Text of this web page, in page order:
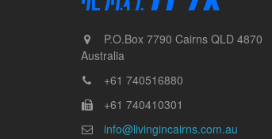
P.O.Box 7790 Cairns QLD 4870
Australia
+61 740516880
+61 740410301
info@livingincairns.com.au